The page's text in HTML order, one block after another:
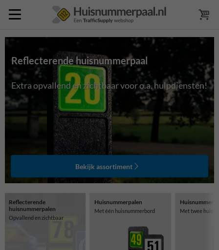
Extra opvallend en zichtbaar voor o.a. hulpdiensten!
Reflecterende huisnummerpaal
Bekijk assortiment
Reflecterende
huisnummerpalen
Opvallend en zichtbaar
Huisnummerpalen
Met één huisnummerbord Met twee